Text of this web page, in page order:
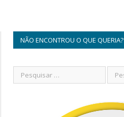
NÃO ENCONTROU O QUE QUERIA?